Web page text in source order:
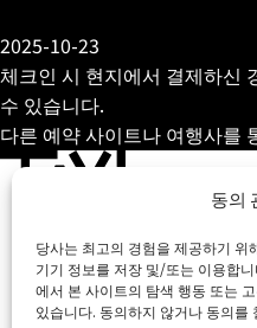
동의
당사는 최고의 경험을 제공하기 위
기기 정보를 저장 및/또는 이용합
에서 본 사이트의 탐색 행동 또는
있습니다. 동의하지 않거나 동의를
2025-10-23
체크인 시 현지에서 결제하신
수 있습니다.
다른 예약 사이트나 여행사를